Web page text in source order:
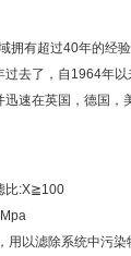
拥有超过40年的经
去了，自1964年
速在英国，德国，
比:X≧100
用以滤除系统中污